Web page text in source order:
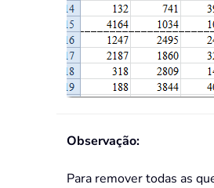
Observação:
Para remover todas as